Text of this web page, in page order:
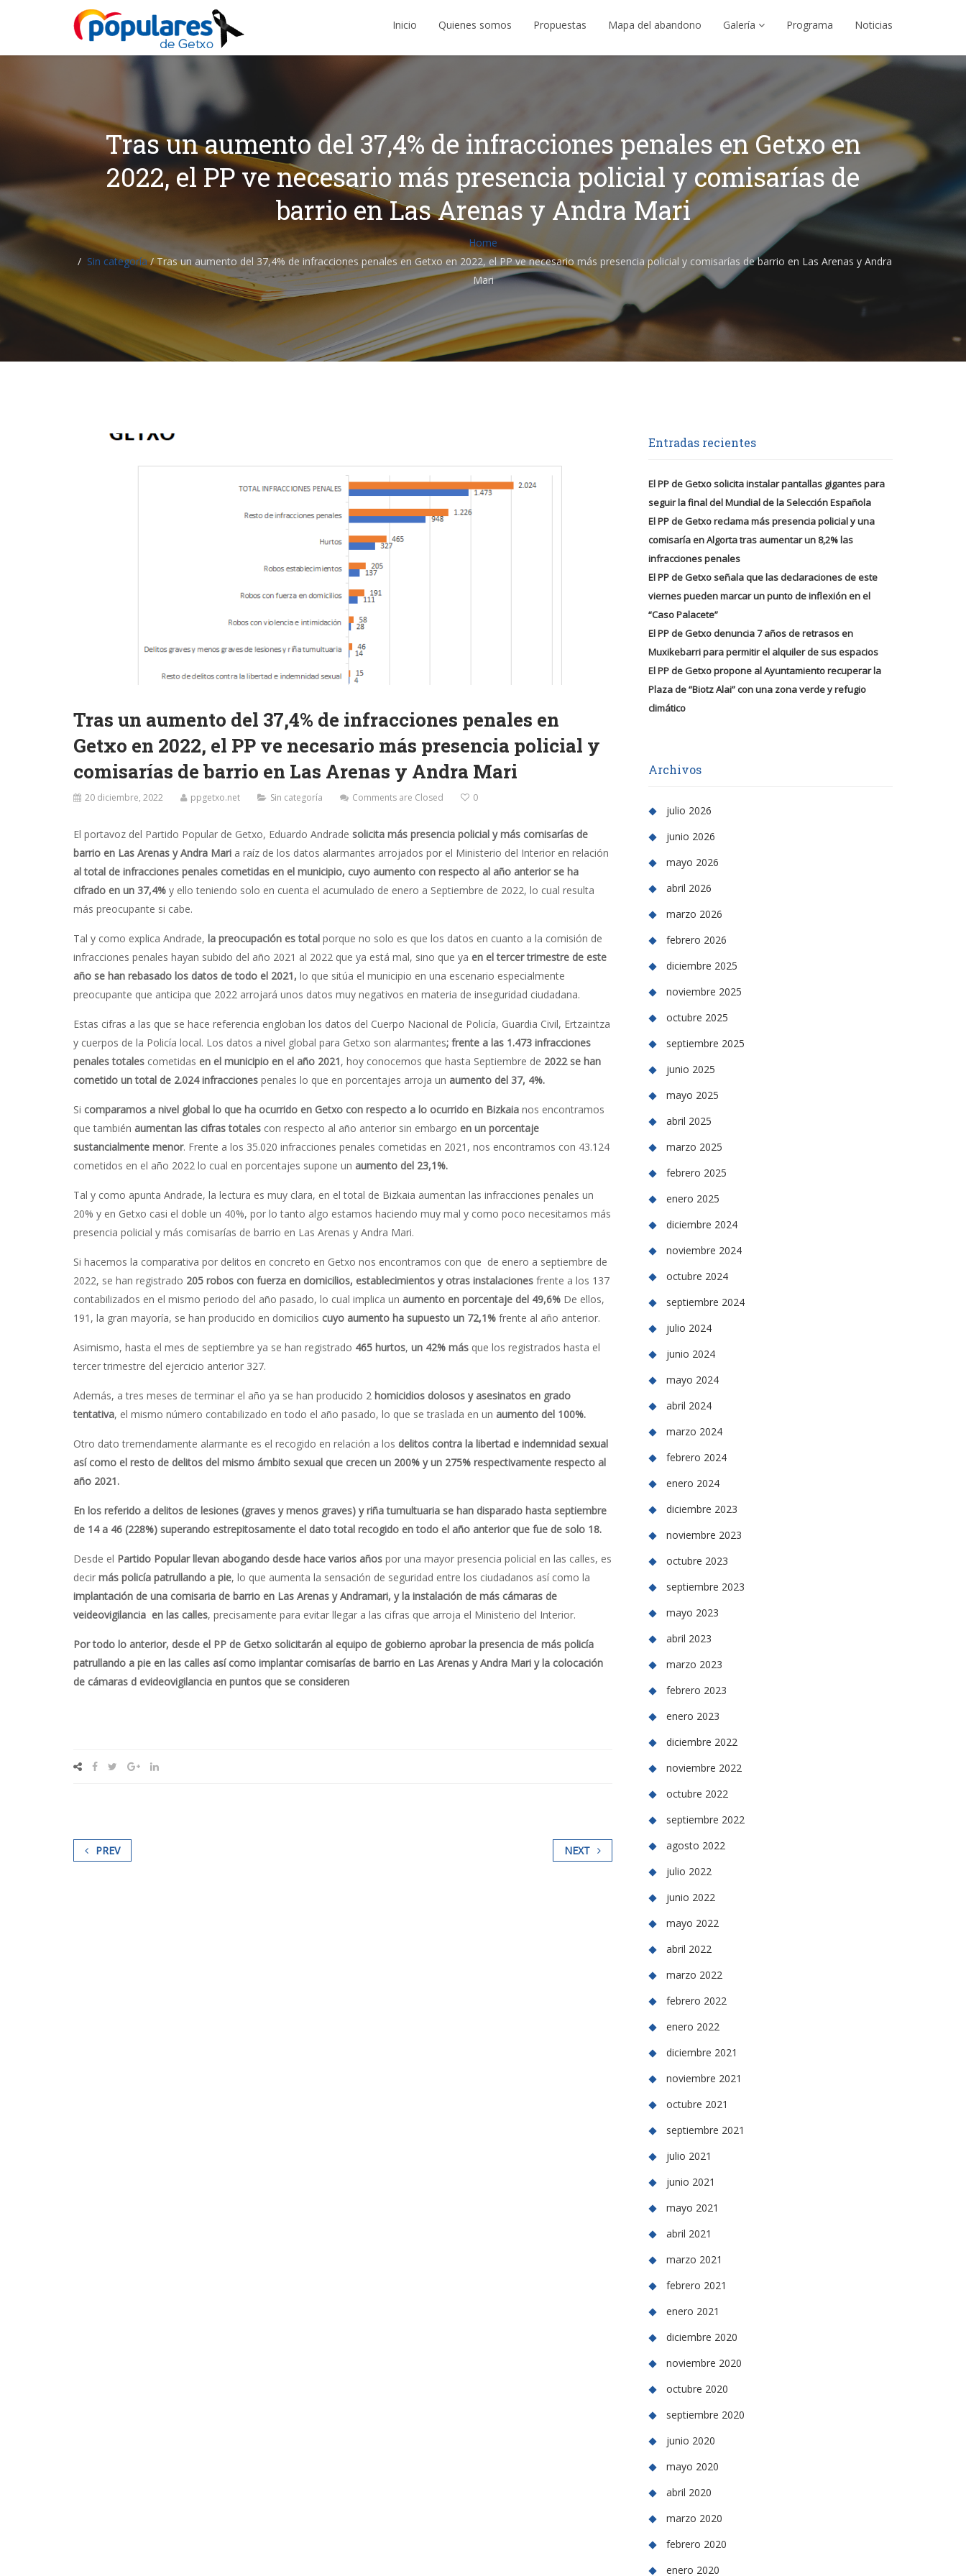
Inicio Quienes somos Propuestas Mapa del abandono Galería Programa Noticias
Tras un aumento del 37,4% de infracciones penales en Getxo en
2022, el PP ve necesario más presencia policial y comisarías de
barrio en Las Arenas y Andra Mari
Home
Sin categoría /Tras un aumento del 37,4% de infracciones penales en Getxo en 2022, el PP ve necesario más presencia policial y comisarías de barrio en Las Arenas y Andra
Mari
Tras un aumento del 37,4% de infracciones penales en
Getxo en 2022, el PP ve necesario más presencia policial y
comisarías de barrio en Las Arenas y Andra Mari
20 diciembre, 2022 ppgetxo.net Sin categoría Comments are Closed 0
El portavoz del Partido Popular de Getxo, Eduardo Andrade solicita más presencia policial y más comisarías de
barrio en Las Arenas y Andra Mari a raíz de los datos alarmantes arrojados por el Ministerio del Interior en relación
al total de infracciones penales cometidas en el municipio, cuyo aumento con respecto al año anterior se ha
cifrado en un 37,4% y ello teniendo solo en cuenta el acumulado de enero a Septiembre de 2022, lo cual resulta
más preocupante si cabe.
Tal y como explica Andrade, la preocupación es total porque no solo es que los datos en cuanto a la comisión de
infracciones penales hayan subido del año 2021 al 2022 que ya está mal, sino que ya en el tercer trimestre de este
año se han rebasado los datos de todo el 2021, lo que sitúa el municipio en una escenario especialmente
preocupante que anticipa que 2022 arrojará unos datos muy negativos en materia de inseguridad ciudadana.
Estas cifras a las que se hace referencia engloban los datos del Cuerpo Nacional de Policía, Guardia Civil, Ertzaintza
y cuerpos de la Policía local. Los datos a nivel global para Getxo son alarmantes; frente a las 1.473 infracciones
penales totales cometidas en el municipio en el año 2021, hoy conocemos que hasta Septiembre de 2022 se han
cometido un total de 2.024 infracciones penales lo que en porcentajes arroja un aumento del 37, 4%.
Si comparamos a nivel global lo que ha ocurrido en Getxo con respecto a lo ocurrido en Bizkaia nos encontramos
que también aumentan las cifras totales con respecto al año anterior sin embargo en un porcentaje
sustancialmente menor. Frente a los 35.020 infracciones penales cometidas en 2021, nos encontramos con 43.124
cometidos en el año 2022 lo cual en porcentajes supone un aumento del 23,1%.
Tal y como apunta Andrade, la lectura es muy clara, en el total de Bizkaia aumentan las infracciones penales un
20% y en Getxo casi el doble un 40%, por lo tanto algo estamos haciendo muy mal y como poco necesitamos más
presencia policial y más comisarías de barrio en Las Arenas y Andra Mari.
Si hacemos la comparativa por delitos en concreto en Getxo nos encontramos con que de enero a septiembre de
2022, se han registrado 205 robos con fuerza en domicilios, establecimientos y otras instalaciones frente a los 137
contabilizados en el mismo periodo del año pasado, lo cual implica un aumento en porcentaje del 49,6% De ellos,
191, la gran mayoría, se han producido en domicilios cuyo aumento ha supuesto un 72,1% frente al año anterior.
Asimismo, hasta el mes de septiembre ya se han registrado 465 hurtos, un 42% más que los registrados hasta el
tercer trimestre del ejercicio anterior 327.
Además, a tres meses de terminar el año ya se han producido 2 homicidios dolosos y asesinatos en grado
tentativa, el mismo número contabilizado en todo el año pasado, lo que se traslada en un aumento del 100%.
Otro dato tremendamente alarmante es el recogido en relación a los delitos contra la libertad e indemnidad sexual
así como el resto de delitos del mismo ámbito sexual que crecen un 200% y un 275% respectivamente respecto al
año 2021.
En los referido a delitos de lesiones (graves y menos graves) y riña tumultuaria se han disparado hasta septiembre
de 14 a 46 (228%) superando estrepitosamente el dato total recogido en todo el año anterior que fue de solo 18.
Desde el Partido Popular llevan abogando desde hace varios años por una mayor presencia policial en las calles, es
decir más policía patrullando a pie, lo que aumenta la sensación de seguridad entre los ciudadanos así como la
implantación de una comisaria de barrio en Las Arenas y Andramari, y la instalación de más cámaras de
veideovigilancia en las calles, precisamente para evitar llegar a las cifras que arroja el Ministerio del Interior.
Por todo lo anterior, desde el PP de Getxo solicitarán al equipo de gobierno aprobar la presencia de más policía
patrullando a pie en las calles así como implantar comisarías de barrio en Las Arenas y Andra Mari y la colocación
de cámaras d evideovigilancia en puntos que se consideren
PREV NEXT
Entradas recientes
El PP de Getxo solicita instalar pantallas gigantes para
seguir la final del Mundial de la Selección Española
El PP de Getxo reclama más presencia policial y una
comisaría en Algorta tras aumentar un 8,2% las
infracciones penales
El PP de Getxo señala que las declaraciones de este
viernes pueden marcar un punto de inflexión en el
“Caso Palacete”
El PP de Getxo denuncia 7 años de retrasos en
Muxikebarri para permitir el alquiler de sus espacios
El PP de Getxo propone al Ayuntamiento recuperar la
Plaza de “Biotz Alai” con una zona verde y refugio
climático
Archivos
julio 2026
junio 2026
mayo 2026
abril 2026
marzo 2026
febrero 2026
diciembre 2025
noviembre 2025
octubre 2025
septiembre 2025
junio 2025
mayo 2025
abril 2025
marzo 2025
febrero 2025
enero 2025
diciembre 2024
noviembre 2024
octubre 2024
septiembre 2024
julio 2024
junio 2024
mayo 2024
abril 2024
marzo 2024
febrero 2024
enero 2024
diciembre 2023
noviembre 2023
octubre 2023
septiembre 2023
mayo 2023
abril 2023
marzo 2023
febrero 2023
enero 2023
diciembre 2022
noviembre 2022
octubre 2022
septiembre 2022
agosto 2022
julio 2022
junio 2022
mayo 2022
abril 2022
marzo 2022
febrero 2022
enero 2022
diciembre 2021
noviembre 2021
octubre 2021
septiembre 2021
julio 2021
junio 2021
mayo 2021
abril 2021
marzo 2021
febrero 2021
enero 2021
diciembre 2020
noviembre 2020
octubre 2020
septiembre 2020
junio 2020
mayo 2020
abril 2020
marzo 2020
febrero 2020
enero 2020